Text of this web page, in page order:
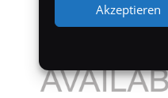
Akzeptieren